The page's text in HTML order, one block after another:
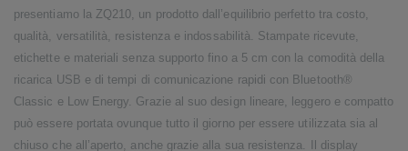
presentiamo la ZQ210, un prodotto dall’equilibrio perfetto tra costo,
qualità, versatilità, resistenza e indossabilità. Stampate ricevute,
etichette e materiali senza supporto fino a 5 cm con la comodità della
ricarica USB e di tempi di comunicazione rapidi con Bluetooth®
Classic e Low Energy. Grazie al suo design lineare, leggero e compatto
può essere portata ovunque tutto il giorno per essere utilizzata sia al
chiuso che all’aperto, anche grazie alla sua resistenza. Il display